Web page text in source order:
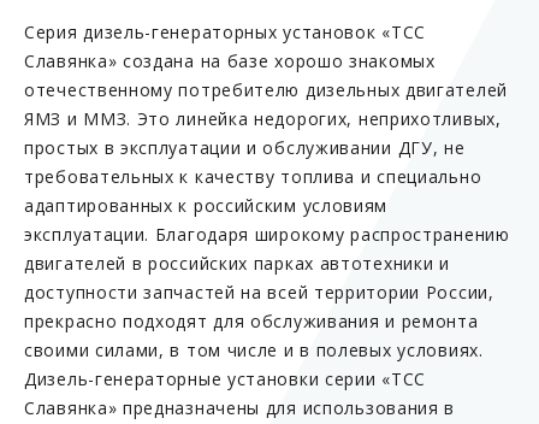
Серия дизель-генераторных установок «ТСС
Славянка» создана на базе хорошо знакомых
отечественному потребителю дизельных двигателей
ЯМЗ и ММЗ. Это линейка недорогих, неприхотливых,
простых в эксплуатации и обслуживании ДГУ, не
требовательных к качеству топлива и специально
адаптированных к российским условиям
эксплуатации. Благодаря широкому распространению
двигателей в российских парках автотехники и
доступности запчастей на всей территории России,
прекрасно подходят для обслуживания и ремонта
своими силами, в том числе и в полевых условиях.
Дизель-генераторные установки серии «ТСС
Славянка» предназначены для использования в